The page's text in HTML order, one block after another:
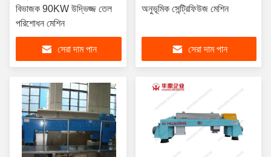
বিভাজক 90KW উদ্ভিজ্জ তেল
পরিশোধন মেশিন
সেরা দাম পান
অনুভূমিক সেন্ট্রিফিউজ মেশিন
সেরা দাম পান